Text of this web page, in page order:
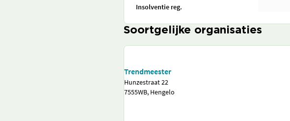
Insolventie reg.
Soortgelijke organisaties
Trendmeester
Hunzestraat 22
7555WB, Hengelo